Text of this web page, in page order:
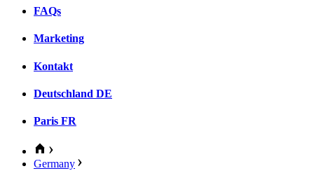
FAQs
Marketing
Kontakt
Deutschland DE
Paris FR
Germany